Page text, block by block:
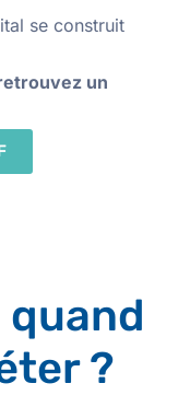
se construit
un
?